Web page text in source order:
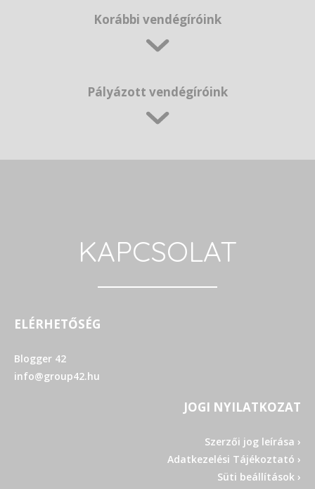
Korábbi vendégíróink
Pályázott vendégíróink
KAPCSOLAT
ELÉRHETŐSÉG
Blogger 42
info@group42.hu
JOGI NYILATKOZAT
Szerzői jog leírása ›
Adatkezelési Tájékoztató ›
Süti beállítások ›